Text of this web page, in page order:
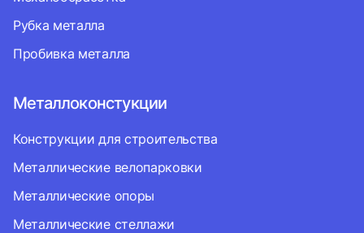
Рубка металла
Пробивка металла
Металлоконстукции
Конструкции для строительства
Металлические велопарковки
Металлические опоры
Металлические стеллажи